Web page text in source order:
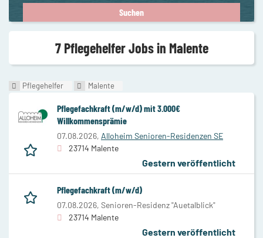
7 Pflegehelfer Jobs in Malente
Pflegehelfer Malente
Pflegefachkraft (m/w/d) mit 3.000€
Willkommensprämie
07.08.2026, Alloheim Senioren-Residenzen SE
23714 Malente
Gestern veröffentlicht
Pflegefachkraft (m/w/d)
07.08.2026, Senioren-Residenz "Auetalblick"
23714 Malente
Gestern veröffentlicht